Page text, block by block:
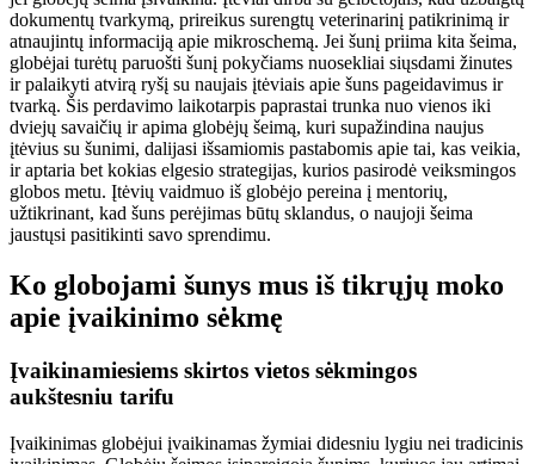
dokumentų tvarkymą, prireikus surengtų veterinarinį patikrinimą ir
atnaujintų informaciją apie mikroschemą. Jei šunį priima kita šeima,
globėjai turėtų paruošti šunį pokyčiams nuosekliai siųsdami žinutes
ir palaikyti atvirą ryšį su naujais įtėviais apie šuns pageidavimus ir
tvarką. Šis perdavimo laikotarpis paprastai trunka nuo vienos iki
dviejų savaičių ir apima globėjų šeimą, kuri supažindina naujus
įtėvius su šunimi, dalijasi išsamiomis pastabomis apie tai, kas veikia,
ir aptaria bet kokias elgesio strategijas, kurios pasirodė veiksmingos
globos metu. Įtėvių vaidmuo iš globėjo pereina į mentorių,
užtikrinant, kad šuns perėjimas būtų sklandus, o naujoji šeima
jaustųsi pasitikinti savo sprendimu.
Ko globojami šunys mus iš tikrųjų moko
apie įvaikinimo sėkmę
Įvaikinamiesiems skirtos vietos sėkmingos
aukštesniu tarifu
Įvaikinimas globėjui įvaikinamas žymiai didesniu lygiu nei tradicinis